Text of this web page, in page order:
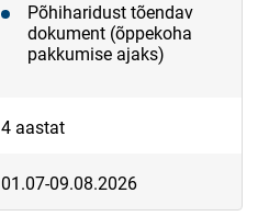
Põhiharidust tõendav
dokument (õppekoha
pakkumise ajaks)
4 aastat
01.07-09.08.2026